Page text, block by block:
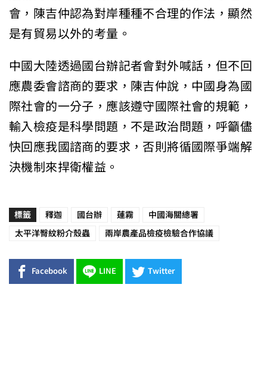
會，陳吉仲認為對岸種種不合理的作法，顯然
是有貿易以外的考量。
中國大陸透過國台辦記者會對外喊話，但不回
應農委會諮商的要求，陳吉仲說，中國身為國
際社會的一分子，應該遵守國際社會的規範，
輸入檢疫是科學問題，不是政治問題，呼籲儘
快回應我國諮商的要求，否則將循國際爭端解
決機制來捍衛權益。
標籤 釋迦 國台辦 蓮霧 中國海關總署
太平洋臀紋粉介殼蟲 兩岸農產品檢疫檢驗合作協議
Facebook LINE Twitter